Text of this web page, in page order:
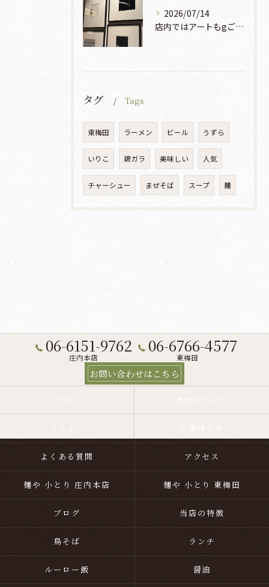
2026/07/14
店内ではアートもgご鑑賞いただけます♡♡♡
タグ Tags
東梅田 ラーメン ビール うずら
いりこ 鶏ガラ 美味しい 人気
チャーシュー まぜそば スープ 麺
06-6151-9762
庄内本店
06-6766-4577
東梅田
お問い合わせはこちら
よくある質問 アクセス
麺や 小とり 庄内本店 麺や 小とり 東梅田
ブログ 当店の特徴
鳥そば ランチ
ルーロー飯 醤油